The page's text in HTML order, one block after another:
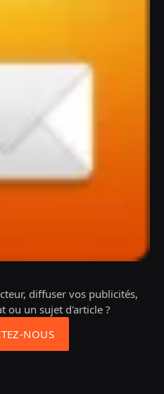
diffuser vos publicités,
ou un sujet d'article ?
NOUS